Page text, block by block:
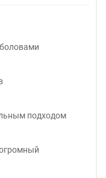
подходом